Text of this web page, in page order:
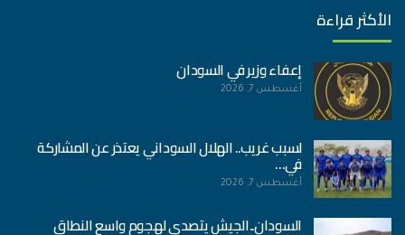
الأكثر قراءة
إعفاء وزير في السودان
أغسطس 7, 2026
لسبب غريب.. الهلال السوداني يعتذر عن المشاركة
في…
أغسطس 7, 2026
السودان..الجيش يتصدى لهجوم واسع النطاق